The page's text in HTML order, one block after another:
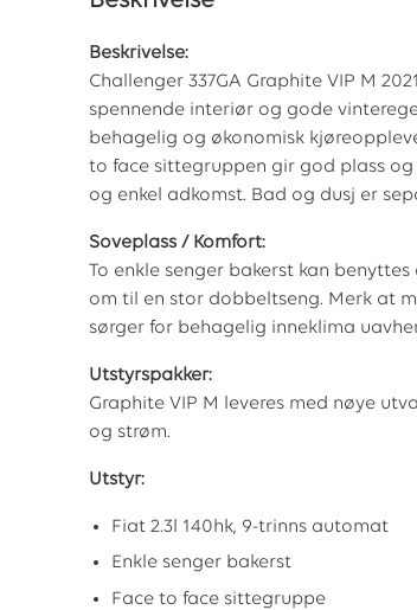
Beskrivelse:
Challenger 337GA Graphite VIP M
spennende interiør og gode
behagelig og økonomisk
to face sittegruppen gir god plass og
og enkel adkomst. Bad og dusj er
Soveplass / Komfort:
To enkle senger bakerst kan
om til en stor dobbeltseng. Merk at
sørger for behagelig inneklima
Utstyrspakker:
Graphite VIP M leveres med nøye
og strøm.
Utstyr:
Fiat 2.3l 140hk, 9-trinns automat
Enkle senger bakerst
Face to face sittegruppe